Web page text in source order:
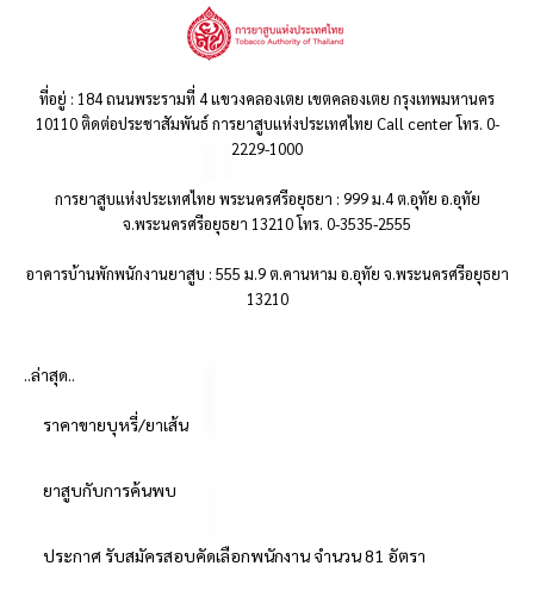
ที่อยู่ : 184 ถนนพระรามที่ 4 แขวงคลองเตย เขตคลองเตย กรุงเทพมหานคร
10110 ติดต่อประชาสัมพันธ์ การยาสูบแห่งประเทศไทย Call center โทร. 0-
2229-1000
การยาสูบแห่งประเทศไทย พระนครศรีอยุธยา : 999 ม.4 ต.อุทัย อ.อุทัย
จ.พระนครศรีอยุธยา 13210 โทร. 0-3535-2555
อาคารบ้านพักพนักงานยาสูบ : 555 ม.9 ต.คานหาม อ.อุทัย จ.พระนครศรีอยุธยา
13210
..ล่าสุด..
ราคาขายบุหรี่/ยาเส้น
ยาสูบกับการค้นพบ
ประกาศ รับสมัครสอบคัดเลือกพนักงาน จำนวน 81 อัตรา